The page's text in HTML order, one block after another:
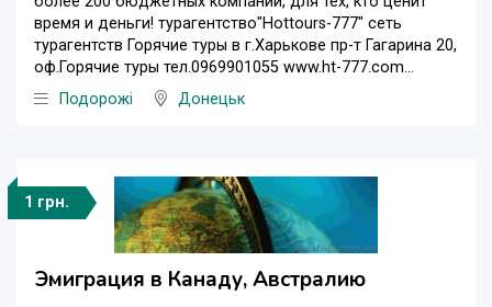
время и деньги! турагентство"Hottours-777" сеть
турагентств Горячие туры в г.Харькове пр-т Гагарина 20,
оф.Горячие туры тел.0969901055 www.ht-777.com...
Подорожі
Донецьк
1 грн.
Эмиграция в Канаду, Австралию